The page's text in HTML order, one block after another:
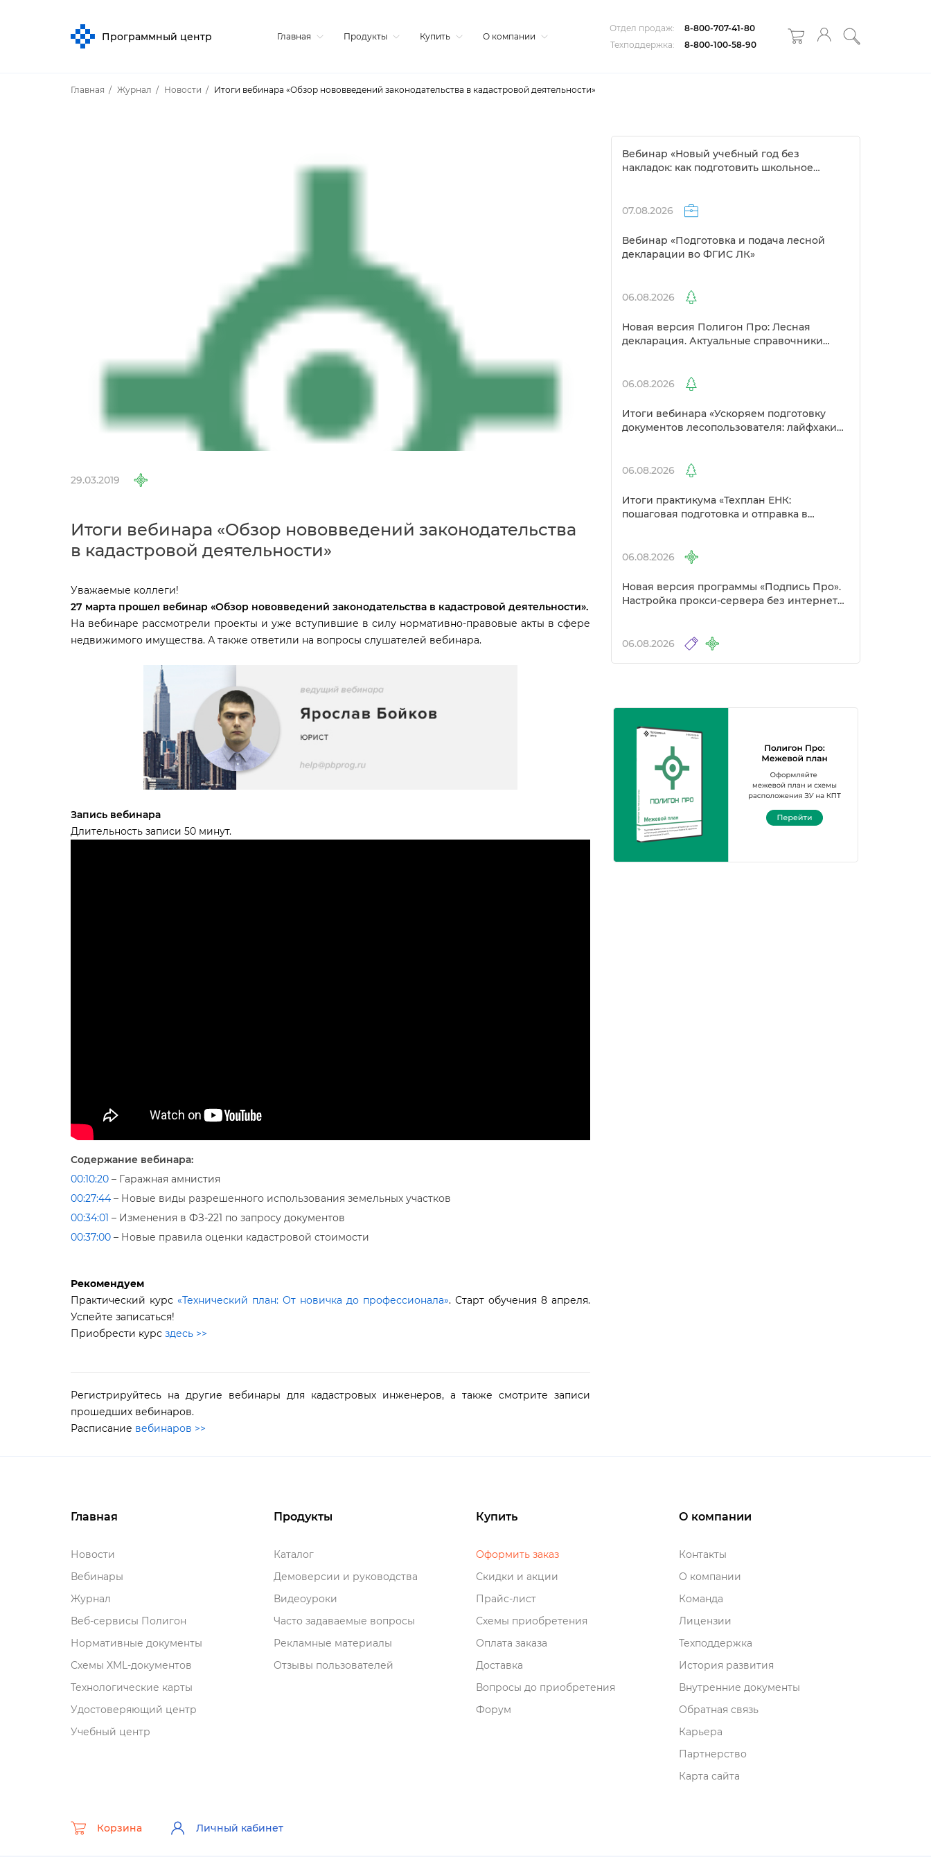
Программный центр Главная Продукты Купить О компании
Отдел продаж:
8-800-707-41-80
Техподдержка:
8-800-100-58-90
Главная Журнал Новости Итоги вебинара «Обзор нововведений законодательства в кадастровой деятельности»
29.03.2019
Итоги вебинара «Обзор нововведений законодательства
кадастровой деятельности»
Уважаемые коллеги!
27 марта прошел вебинар «Обзор нововведений законодательства в кадастровой деятельности».
На вебинаре рассмотрели проекты и уже вступившие в силу нормативно-правовые акты в сфере
недвижимого имущества. А также ответили на вопросы слушателей вебинара.
Запись вебинара
Длительность записи 50 минут.
Содержание вебинара:
00:10:20 – Гаражная амнистия
00:27:44 – Новые виды разрешенного использования земельных участко
00:34:01 – Изменения в ФЗ-221 по запросу документо
00:37:00 – Новые правила оценки кадастровой стоимости
Рекомендуем
Практический курс «Технический план: От новичка до профессионала». Старт обучения 8 апреля.
Успейте записаться!
Приобрести курс здесь >>
Регистрируйтесь на другие вебинары для кадастровых инженеров, а также смотрите записи
прошедших вебинаров.
Расписание ебинаров >>
ебинар «Новый учебный год без
накладок: как подготовить школьное
07.08.2026
ебинар «Подготовка и подача лесной
декларации во ФГИС ЛК»
06.08.2026
Новая версия Полигон Про: Лесная
декларация. Актуальные справочники
06.08.2026
Итоги вебинара «Ускоряем подготовку
документов лесопользователя: лайфхаки
06.08.2026
Итоги практикума «Техплан ЕНК:
пошаговая подготовка и отправка
06.08.2026
Новая версия программы «Подпись Про».
Настройка прокси-сервера без интернета
06.08.2026
Главная
Новости
ебинары
Журнал
еб-сервисы Полигон
Нормативные документы
Схемы XML-документо
Технологические карты
Удостоверяющий центр
Учебный центр
Продукты
Катало
Демоверсии и руководства
идеоуроки
Часто задаваемые вопросы
Рекламные материалы
Отзывы пользователей
Купить
Оформить заказ
Скидки и акции
Прайс-лист
Схемы приобретения
Оплата заказа
Доставка
опросы до приобретения
Форум
О компании
Контакты
О компании
Команда
Лицензии
Техподдержка
История развития
нутренние документы
Обратная связь
Карьера
Партнерство
Карта сайта
Корзина Личный кабинет